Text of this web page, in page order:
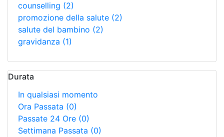
counselling (2)
promozione della salute (2)
salute del bambino (2)
gravidanza (1)
Durata
In qualsiasi momento
Ora Passata (0)
Passate 24 Ore (0)
Settimana Passata (0)